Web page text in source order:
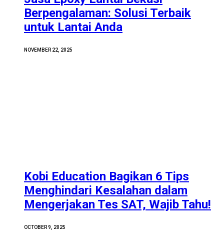
Berpengalaman: Solusi Terbaik
untuk Lantai Anda
NOVEMBER 22, 2025
Kobi Education Bagikan 6 Tips
Menghindari Kesalahan dalam
Mengerjakan Tes SAT, Wajib Tahu!
OCTOBER 9, 2025